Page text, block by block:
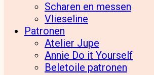
Scharen en messen
Vlieseline
Patronen
Atelier Jupe
Annie Do it Yourself
Beletoile patronen